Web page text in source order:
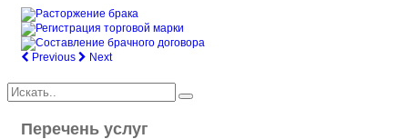
Previous Next
Перечень услуг